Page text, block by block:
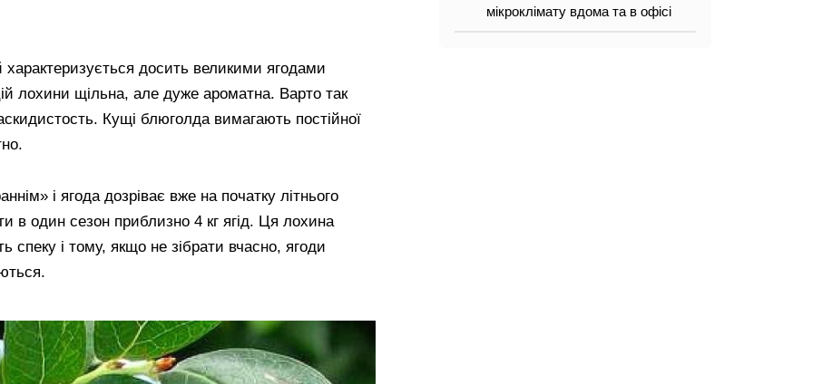
досить великими ягодами
лохини щільна, але дуже ароматна. Варто так
Кущі блюголда вимагають постійної
і ягода дозріває вже на початку літнього
в один сезон приблизно 4 кг ягід. Ця лохина
і тому, якщо не зібрати вчасно, ягоди
мікроклімату вдома та в офісі